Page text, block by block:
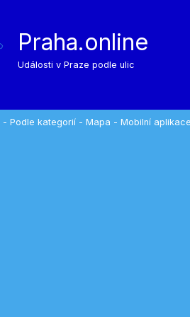
Praha.online
Události v Praze podle ulic
- Podle kategorií - Mapa - Mobilní